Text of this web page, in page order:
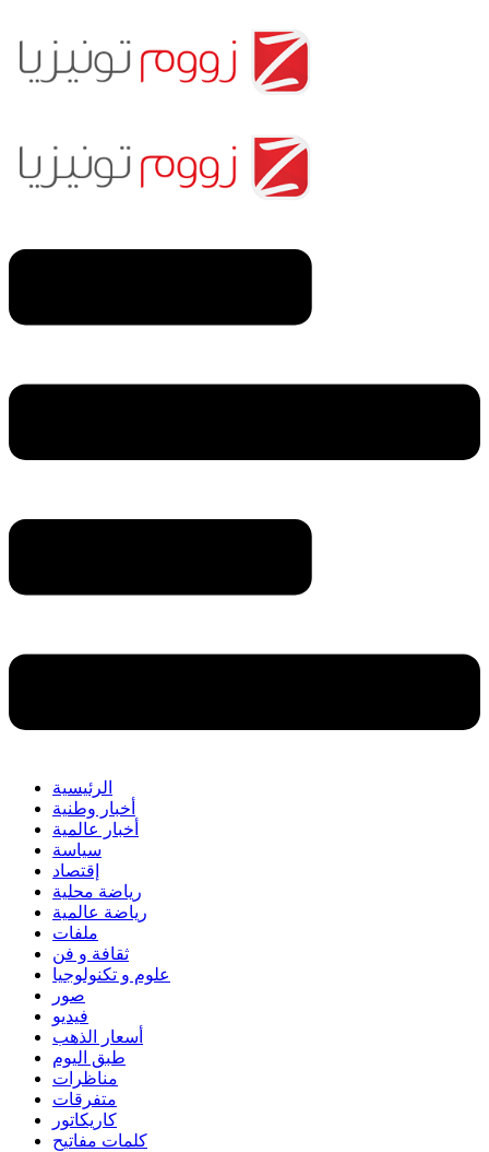
الرئيسية
أخبار وطنية
أخبار عالمية
سياسة
إقتصاد
رياضة محلية
رياضة عالمية
ملفات
ثقافة و فن
علوم و تكنولوجيا
صور
فيديو
أسعار الذهب
طبق اليوم
مناظرات
متفرقات
كاريكاتور
كلمات مفاتيح